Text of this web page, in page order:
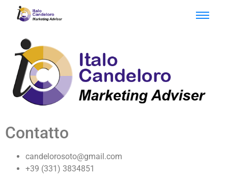
Contatto
candelorosoto@gmail.com
+39 (331) 3834851